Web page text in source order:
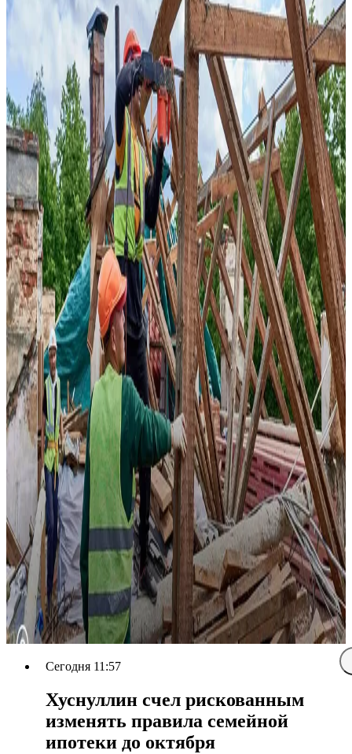
Сегодня 11:57
Хуснуллин счел рискованным
изменять правила семейной
ипотеки до октября